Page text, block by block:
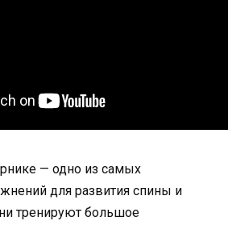
— одно из самых
для развития спины и
тренируют большое